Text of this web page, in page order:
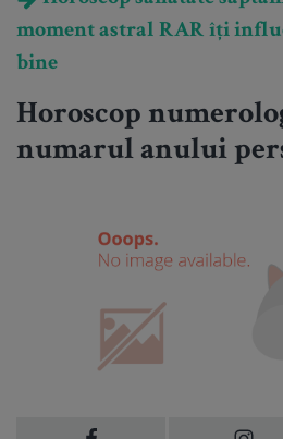
moment astral RAR îți
bine
Horoscop
numarul anului